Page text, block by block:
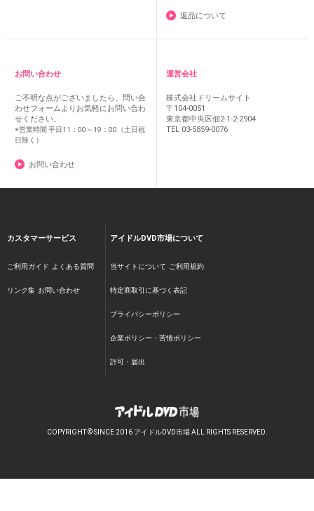
返品について
お問い合わせ
ご不明な点がございましたら、問い合
わせフォームよりお気軽にお問い合わ
せください。
※営業時間 平日11：00～19：00（土日祝
日除く）
お問い合わせ
運営会社
株式会社ドリームサイト
〒104-0051
東京都中央区佃2-1-2-2904
TEL 03-5859-0076
カスタマーサービス
ご利用ガイド よくある質問
リンク集 お問い合わせ
アイドルDVD市場について
当サイトについて ご利用規約
特定商取引に基づく表記
プライバシーポリシー
企業ポリシー・苦情ポリシー
許可・届出
COPYRIGHT © SINCE 2016 アイドルDVD市場 ALL RIGHTS RESERVED.